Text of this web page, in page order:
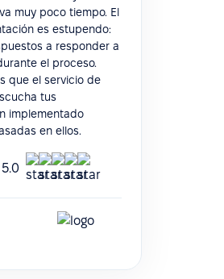
muy poco tiempo. El
es estupendo:
a responder a
el proceso.
que el servicio de
tus
implementado
en ellos.
5.0